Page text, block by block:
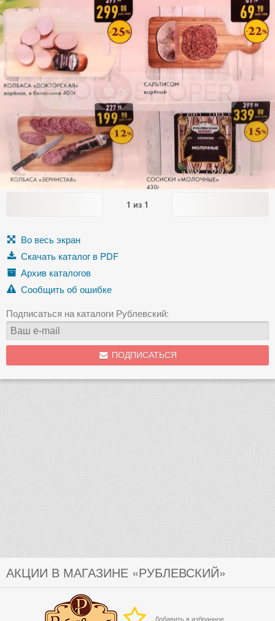
1 из 1
Во весь экран
Скачать каталог в PDF
Архив каталогов
Сообщить об ошибке
Подписаться на каталоги Рублевский:
ПОДПИСАТЬСЯ
АКЦИИ В МАГАЗИНЕ «РУБЛЕВСКИЙ»
Добавить в избранное